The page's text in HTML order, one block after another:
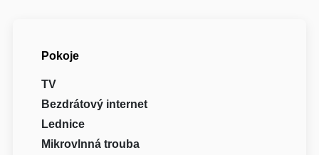
Pokoje
TV
Bezdrátový internet
Lednice
Mikrovlnná trouba